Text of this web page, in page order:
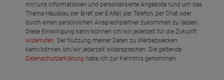
mir/uns Informationen und personalisierte Angebote rund um das
Thema Hausbau per Brief, per E-Mail, per Telefon, per Chat oder
durch einen persönlichen Ansprechpartner zukommen zu lassen.
Diese Einwilligung kann/können ich/wir jederzeit für die Zukunft
widerrufen . Der Nutzung meiner Daten zu Werbezwecken
kann/können ich/wir jederzeit widersprechen. Die geltende
Datenschutzerklärung habe ich zur Kenntnis genommen.